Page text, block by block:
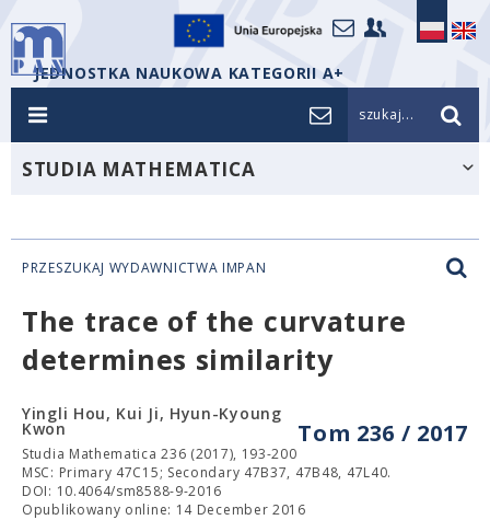
JEDNOSTKA NAUKOWA KATEGORII A+
szukaj...
STUDIA MATHEMATICA
PRZESZUKAJ WYDAWNICTWA IMPAN
The trace of the curvature
determines similarity
Tom 236 / 2017
Yingli Hou, Kui Ji, Hyun-Kyoung
Kwon
Studia Mathematica 236 (2017), 193-200
MSC: Primary 47C15; Secondary 47B37, 47B48, 47L40.
DOI: 10.4064/sm8588-9-2016
Opublikowany online: 14 December 2016